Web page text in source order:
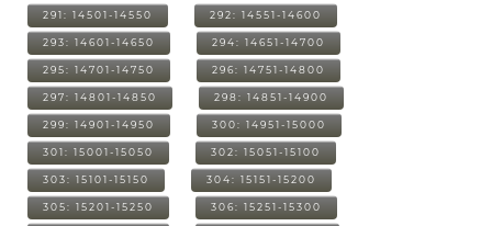
291: 14501-14550 292: 14551-14600
293: 14601-14650 294: 14651-14700
295: 14701-14750 296: 14751-14800
297: 14801-14850 298: 14851-14900
299: 14901-14950 300: 14951-15000
301: 15001-15050 302: 15051-15100
303: 15101-15150 304: 15151-15200
305: 15201-15250 306: 15251-15300